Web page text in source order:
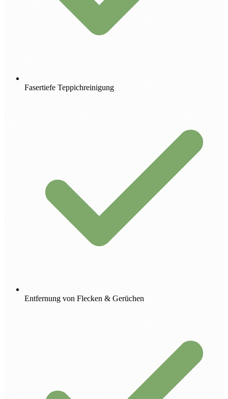
Fasertiefe Teppichreinigung
Entfernung von Flecken & Gerüchen